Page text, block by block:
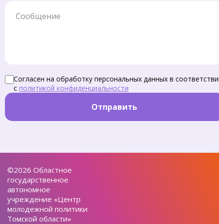
Согласен на обработку персональных данных в
с политикой конфиденциальности
Отправить
©2026 Областное
государственное
автономное
учреждение «Центр
молодежной политики
Томской области»